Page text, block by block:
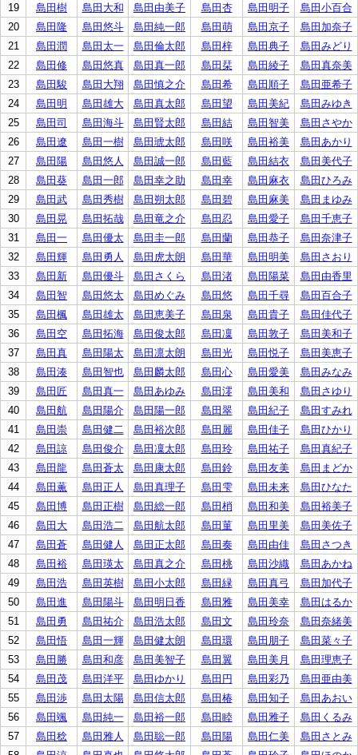
19
島田樹 島田大和 島田由美子 島田杏 島田明子
島田小百合
20
島田隆 島田悠斗 島田純一郎 島田萌 島田京子
島田加奈子
21
島田潤 島田太一 島田倫太郎 島田梓 島田典子
島田みどり
22
島田修 島田悠真 島田真一郎 島田栞 島田綾子
島田真奈美
23
島田駿 島田大翔 島田慎之介 島田希 島田順子
島田亜希子
24
島田明 島田雄大 島田真太郎 島田望 島田美紀
島田みゆき
25
島田司 島田海斗 島田賢太郎 島田結 島田智美
島田さやか
26
島田遼 島田一樹 島田琥太郎 島田咲 島田裕美
島田あかり
27
島田陽 島田悠人 島田誠一郎 島田藍 島田結衣
島田美代子
28
島田葵 島田一郎 島田幸之助 島田幸 島田麻衣
島田ひろみ
29
島田武 島田秀樹 島田朔太郎 島田碧 島田麻美
島田まゆみ
30
島田晃 島田拓哉 島田竜之介 島田忍 島田愛子
島田千恵子
31
島田一 島田優太 島田圭一郎 島田蘭 島田恭子
島田奈津子
32
島田輝 島田勇人 島田虎太朗 島田華 島田明美
島田さおり
33
島田新 島田優斗 島田さくら 島田渚 島田陽菜
島田由香里
34
島田智 島田悠太 島田めぐみ 島田悠 島田千尋
島田百合子
35
島田楓 島田雄太 島田恵美子 島田泉 島田貴子
島田佳代子
36
島田空 島田拓海 島田俊太郎 島田凜 島田敦子
島田美和子
37
島田真 島田陽太 島田凛太朗 島田光 島田悦子
島田美恵子
38
島田湊 島田智也 島田麟太郎 島田心 島田愛美
島田みなみ
39
島田匠 島田真一 島田あゆみ 島田澪 島田美和
島田さゆり
40
島田航 島田陽介 島田陽一郎 島田翠 島田紀子
島田すみれ
41
島田崇 島田健二 島田裕次郎 島田麗 島田佳子
島田ひかり
42
島田諒 島田俊介 島田凜太郎 島田玲 島田祐子
島田真紀子
43
島田龍 島田蒼太 島田康太郎 島田鈴 島田友美
島田まどか
44
島田薫 島田正人 島田真理子 島田雫 島田未来
島田ひなた
45
島田博 島田正樹 島田総一郎 島田梢 島田和美
島田裕美子
46
島田大 島田浩二 島田航太郎 島田菫 島田里美
島田美佐子
47
島田蒼 島田健人 島田正太郎 島田奏 島田由佳
島田さつき
48
島田裕 島田瑛太 島田真之介 島田桃 島田沙織
島田あかね
49
島田浩 島田英樹 島田小太郎 島田緑 島田真弓
島田加代子
50
島田進 島田陽斗 島田明日香 島田雅 島田美幸
島田はるか
51
島田勇 島田祐介 島田浩太郎 島田文 島田玲奈
島田奈緒美
52
島田悟 島田一輝 島田健太朗 島田環 島田朋子
島田菜々子
53
島田勝 島田和彦 島田美智子 島田翼 島田美月
島田理恵子
54
島田茂 島田洋平 島田ゆかり 島田円 島田彩乃
島田亜由美
55
島田渉 島田太陽 島田信太郎 島田椿 島田知子
島田あおい
56
島田颯 島田純一 島田裕一郎 島田睦 島田雅子
島田くるみ
57
島田稔 島田雅人 島田聡一郎 島田陽 島田仁美
島田さとみ